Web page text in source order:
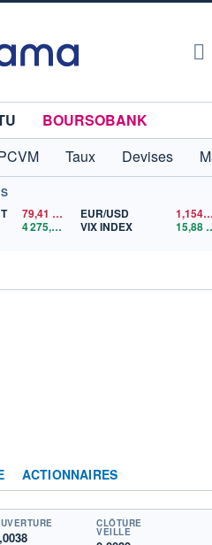
BOURSOBANK
Taux Devises
79,41
4 275,29 $US
EUR/USD 1,1542
VIX INDEX
15,88$US
ACTIONNAIRES
CLÔTURE
VEILLE